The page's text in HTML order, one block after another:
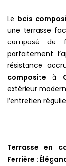
Le bois
une terrasse
composé de
parfaitement
résistance
composite à
extérieur
l’entretien
Terrasse en
Ferrière :